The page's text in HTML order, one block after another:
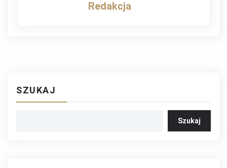
Redakcja
SZUKAJ
Szukaj